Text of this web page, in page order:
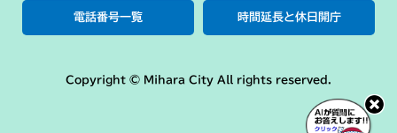
電話番号一覧 時間延長と休日開庁
Copyright © Mihara City All rights reserved.